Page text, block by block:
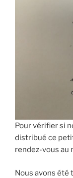
Pour vérifier si
distribué ce
rendez-vous au
Nous avons